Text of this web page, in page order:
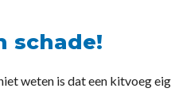
schade!
weten is dat een kitvoeg